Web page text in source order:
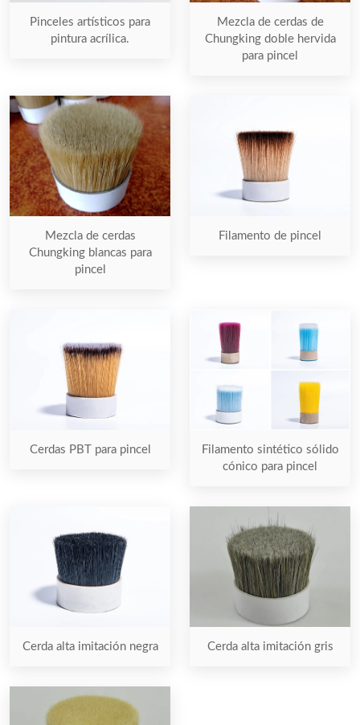
Pinceles artísticos para
pintura acrílica.
Mezcla de cerdas de
Chungking doble hervida
para pincel
Mezcla de cerdas
Chungking blancas para
pincel
Filamento de pincel
Cerdas PBT para pincel
Filamento sintético sólido
cónico para pincel
Cerda alta imitación negra Cerda alta imitación gris